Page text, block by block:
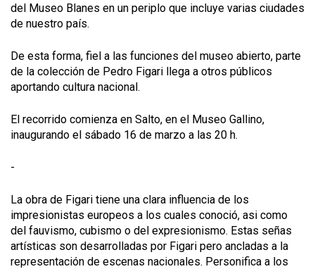
del Museo Blanes en un periplo que incluye varias ciudades
de nuestro país.
De esta forma, fiel a las funciones del museo abierto, parte
de la colección de Pedro Figari llega a otros públicos
aportando cultura nacional.
El recorrido comienza en Salto, en el Museo Gallino,
inaugurando el sábado 16 de marzo a las 20 h.
-
La obra de Figari tiene una clara influencia de los
impresionistas europeos a los cuales conoció, asi como
del fauvismo, cubismo o del expresionismo. Estas señas
artísticas son desarrolladas por Figari pero ancladas a la
representación de escenas nacionales. Personifica a los